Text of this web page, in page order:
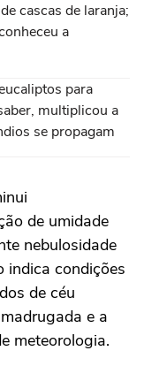
cascas de laranja;
a
para
multiplicou a
se propagam
de umidade
nebulosidade
indica condições
de céu
e a
meteorologia.